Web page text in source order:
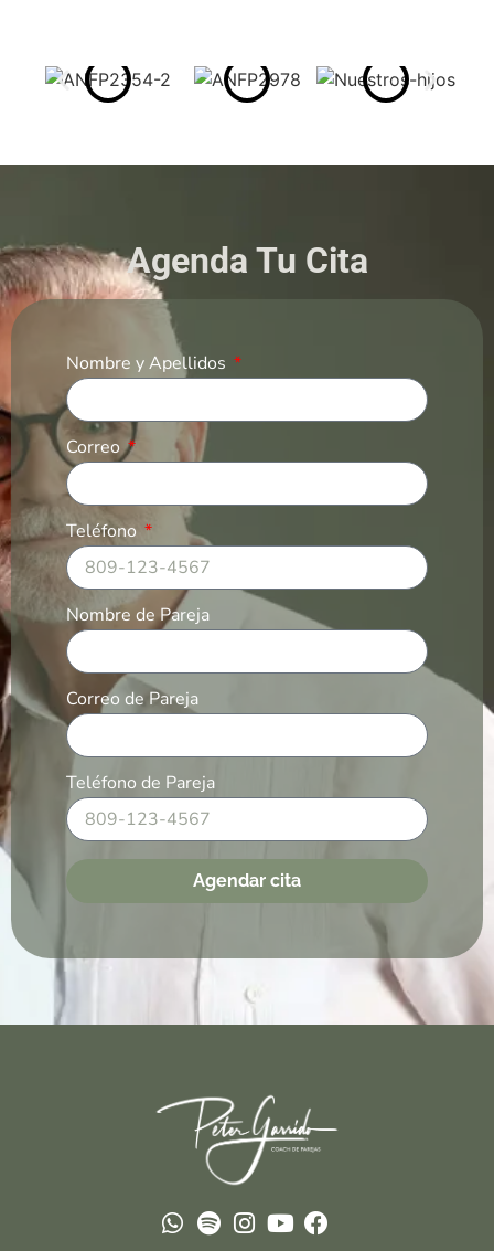
Agenda Tu Cita
Nombre y Apellidos
Correo
Teléfono
Nombre de Pareja
Correo de Pareja
Teléfono de Pareja
Agendar cita